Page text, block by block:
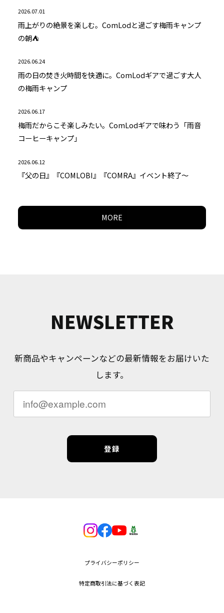
2026.07.01
雨上がりの絶景を楽しむ。ComLodと過ごす梅雨キャンプ
の朝⛺
2026.06.24
雨の日の焚き火時間を快適に。ComLodギアで過ごす大人
の梅雨キャンプ
2026.06.17
梅雨だからこそ楽しみたい。ComLodギアで味わう「雨音
コーヒーキャンプ」
2026.06.12
『父の日』『COMLOBI』『COMRA』イベント終了～
MORE
NEWSLETTER
新商品やキャンペーンなどの最新情報をお届けいた
します。
登録
プライバシーポリシー
特定商取引法に基づく表記